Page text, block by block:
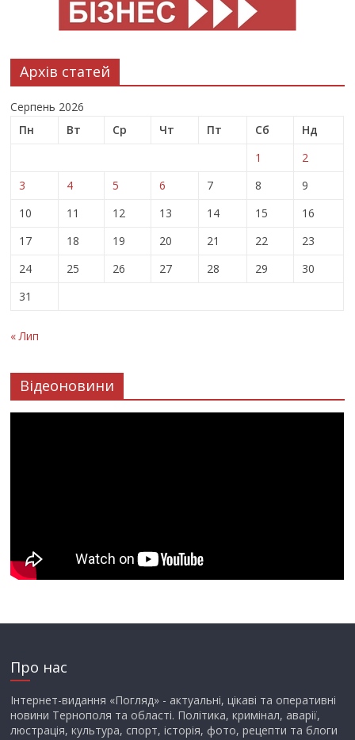
Архів статей
Серпень 2026
Пн
Вт Ср Чт Пт Сб
Нд
1
2
3
4 5 6 7 8
9
10
11 12 13 14 15
16
17
18 19 20 21 22
23
24
25 26 27 28 29
30
31
« Лип
Відеоновини
Про нас
Інтернет-видання «Погляд» - актуальні, цікаві та оперативні
новини Тернополя та області. Політика, кримінал, аварії,
люстрація, культура, спорт, історія, фото, рецепти та блоги